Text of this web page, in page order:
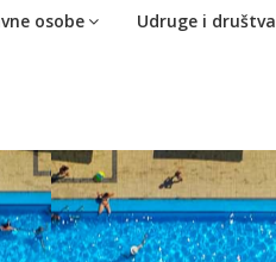
osobe Udruge i društva